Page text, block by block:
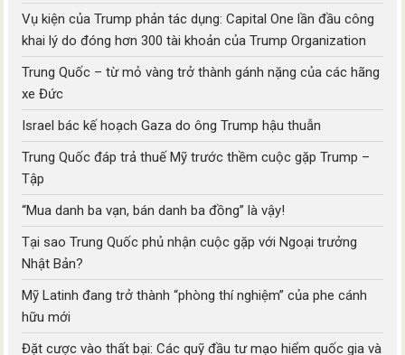
Vụ kiện của Trump phản tác dụng: Capital One lần đầu công
khai lý do đóng hơn 300 tài khoản của Trump Organization
Trung Quốc – từ mỏ vàng trở thành gánh nặng của các hãng
xe Đức
Israel bác kế hoạch Gaza do ông Trump hậu thuẫn
Trung Quốc đáp trả thuế Mỹ trước thềm cuộc gặp Trump –
Tập
“Mua danh ba vạn, bán danh ba đồng” là vậy!
Tại sao Trung Quốc phủ nhận cuộc gặp với Ngoại trưởng
Nhật Bản?
Mỹ Latinh đang trở thành “phòng thí nghiệm” của phe cánh
hữu mới
Đặt cược vào thất bại: Các quỹ đầu tư mạo hiểm quốc gia và